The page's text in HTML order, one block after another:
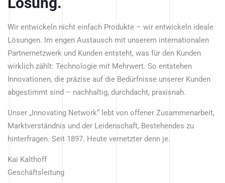
Wir entwickeln nicht einfach Produkte – wir entwickeln ideale
Lösungen. Im engen Austausch mit unserem internationalen
Partnernetzwerk und Kunden entsteht, was für den Kunden
wirklich zählt: Technologie mit Mehrwert. So entstehen
Innovationen, die präzise auf die Bedürfnisse unserer Kunden
abgestimmt sind – nachhaltig, durchdacht, praxisnah.
Unser „Innovating Network“ lebt von offener Zusammenarbeit,
Marktverständnis und der Leidenschaft, Bestehendes zu
hinterfragen. Seit 1897. Heute vernetzter denn je.
Kai Kalthoff
Geschäftsleitung